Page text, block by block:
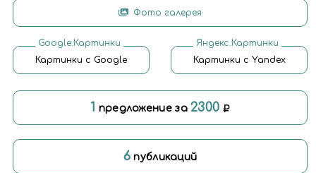
Фото галерея
Google.Картинки
Картинки с Google
Яндекс.Картинки
Картинки с Yandex
1 предложение за 2300
6 публикаций